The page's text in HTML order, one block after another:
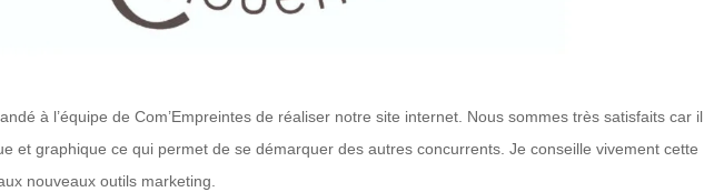
à l’équipe de Com’Empreintes de réaliser notre site internet. Nous sommes très satisfaits car il
et graphique ce qui permet de se démarquer des autres concurrents. Je conseille vivement cette
nouveaux outils marketing.